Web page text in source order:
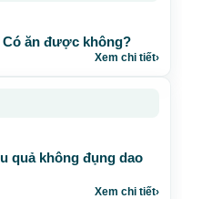
ăn được không?
Xem chi tiết›
quả không đụng dao
Xem chi tiết›